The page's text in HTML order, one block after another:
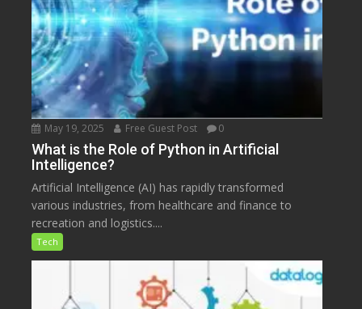
May 19, 2025 Free Guest Post 0
What is the Role of Python in Artificial
Intelligence?
Artificial Intelligence (AI) has rapidly transformed
various industries, from healthcare and finance to
recreation and logistics....
Tech